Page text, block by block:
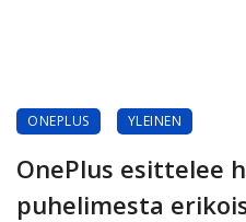
ONEPLUS YLEINEN
OnePlus esittelee
puhelimesta